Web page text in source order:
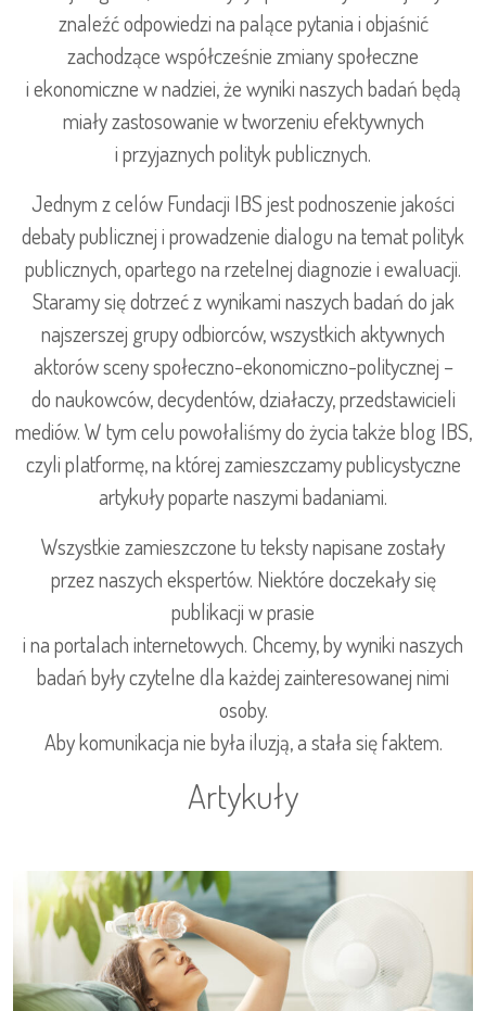
znaleźć odpowiedzi na palące pytania i objaśnić
zachodzące współcześnie zmiany społeczne
i ekonomiczne w nadziei, że wyniki naszych badań będą
miały zastosowanie w tworzeniu efektywnych
i przyjaznych polityk publicznych.
Jednym z celów Fundacji IBS jest podnoszenie jakości
debaty publicznej i prowadzenie dialogu na temat polityk
publicznych, opartego na rzetelnej diagnozie i ewaluacji.
Staramy się dotrzeć z wynikami naszych badań do jak
najszerszej grupy odbiorców, wszystkich aktywnych
aktorów sceny społeczno-ekonomiczno-politycznej –
do naukowców, decydentów, działaczy, przedstawicieli
mediów. W tym celu powołaliśmy do życia także blog IBS,
czyli platformę, na której zamieszczamy publicystyczne
artykuły poparte naszymi badaniami.
Wszystkie zamieszczone tu teksty napisane zostały
przez naszych ekspertów. Niektóre doczekały się
publikacji w prasie
i na portalach internetowych. Chcemy, by wyniki naszych
badań były czytelne dla każdej zainteresowanej nimi
osoby.
Aby komunikacja nie była iluzją, a stała się faktem.
Artykuły